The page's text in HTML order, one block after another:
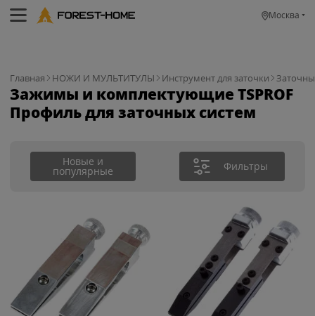
Москва
Главная НОЖИ И МУЛЬТИТУЛЫ Инструмент для заточки
Зажимы и комплектующие TSPROF
Профиль для заточных систем
Новые и
популярные Фильтры